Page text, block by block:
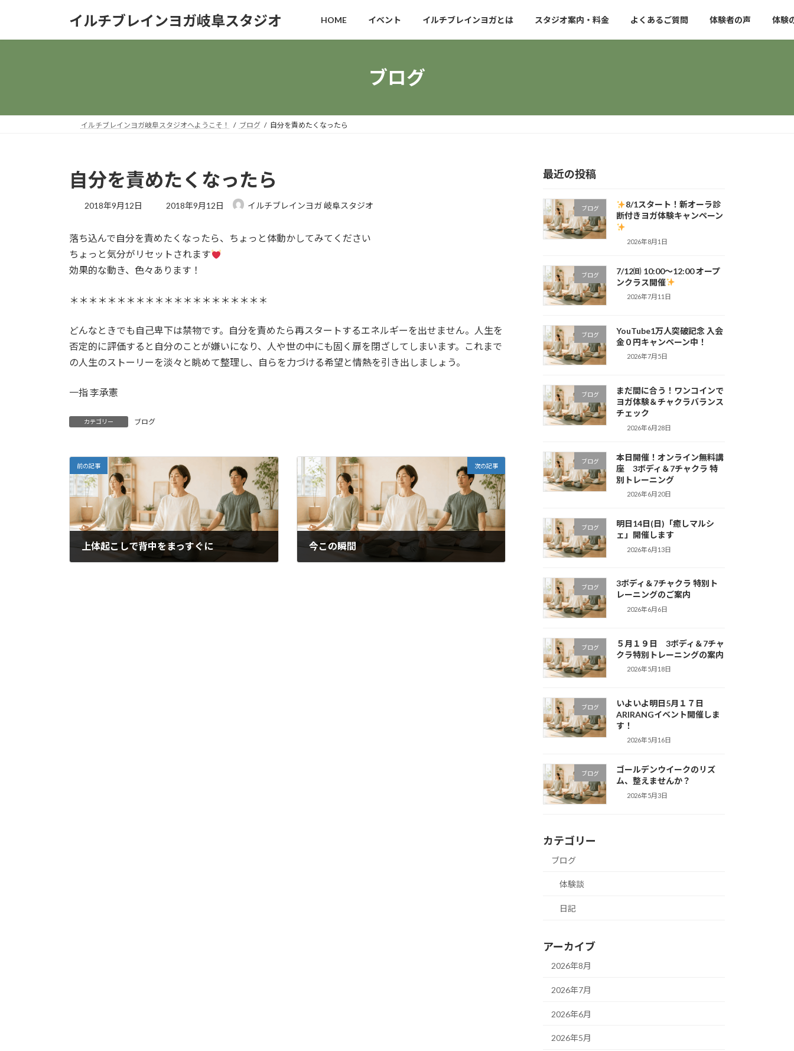
イルチブレインヨガ岐阜スタジオ HOME イベント イルチブレインヨガとは スタジオ案内・料金 よくあるご質問 体験者の声 体験
ブログ
イルチブレインヨガ岐阜スタジオへようこそ！ ブログ 自分を責めたくなったら
自分を責めたくなったら
2018年9月12日
最
新
日
:
2018年9月12日 イルチブレインヨガ 岐阜スタジオ
落ち込んで自分を責めたくなったら、ちょっと体動かしてみてください
ちょっと気分がリセットされます
効果的な動き、色々あります！
＊＊＊＊＊＊＊＊＊＊＊＊＊＊＊＊＊＊＊＊＊
どんなときでも自己卑下は禁物です。自分を責めたら再スタートするエネルギーを出せません。人生を
否定的に評価すると自分のことが嫌いになり、人や世の中にも固く扉を閉ざしてしまいます。これまで
の人生のストーリーを淡々と眺めて整理し、自らを力づける希望と情熱を引き出しましょう。
一指 李承憲
カテゴリー ブログ
前の記事
上体起こしで背中をまっすぐに
次の記事
今この瞬間
最近の投稿
ブログ
8/1スタート！新オーラ診
断付きヨガ体験キャンペーン
2026年8月1日
ブログ
7/12㈰ 10:00～12:00 オープ
ンクラス開催
2026年7月11日
ブログ
YouTube1万人突破記念 入会
金０円キャンペーン中！
2026年7月5日
ブログ
まだ間に合う！ワンコインで
ヨガ体験＆チャクラバランス
チェック
2026年6月28日
ブログ
本日開催！オンライン無料講
座 3ボディ＆7チャクラ 特
別トレーニング
2026年6月20日
ブログ
明日14日(日)「癒しマルシ
ェ」開催します
2026年6月13日
ブログ
3ボディ＆7チャクラ 特別ト
レーニングのご案内
2026年6月6日
ブログ
５月１９日 3ボディ＆7チャ
クラ特別トレーニングの案内
2026年5月18日
ブログ
いよいよ明日5月１７日
ARIRANGイベント開催しま
す！
2026年5月16日
ブログ
ゴールデンウイークのリズ
ム、整えませんか？
2026年5月3日
カテゴリー
ブログ
体験談
日記
アーカイブ
2026年8月
2026年7月
2026年6月
2026年5月